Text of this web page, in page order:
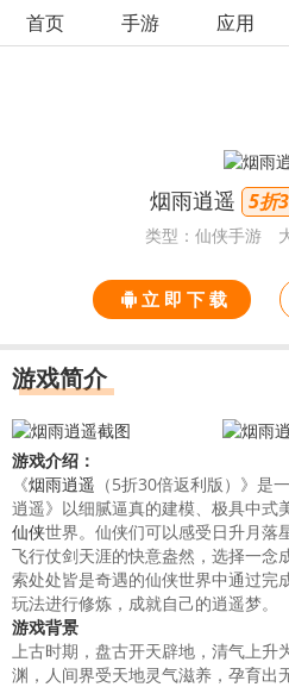
首页 手游 应用
烟雨逍遥 5折
类型：仙侠手游
立 即 下 载
游戏简介
游戏介绍：
《烟雨逍遥 （5折30倍返利版）》是
逍遥》以细腻逼真的建模、极具中式
仙侠世界。仙侠们可以感受日升月落
飞行仗剑天涯的快意盎然，选择一念
索处处皆是奇遇的仙侠世界中通过完
玩法进行修炼，成就自己的逍遥梦。
游戏背景
上古时期，盘古开天辟地，清气上
渊，人间界受天地灵气滋养，孕育出